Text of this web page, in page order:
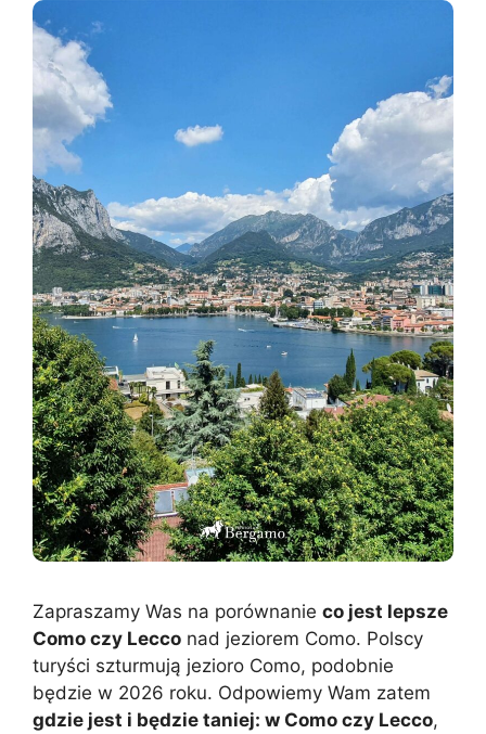
Zapraszamy Was na porównanie co jest lepsze
Como czy Lecco nad jeziorem Como. Polscy
turyści szturmują jezioro Como, podobnie
będzie w 2026 roku. Odpowiemy Wam zatem
gdzie jest i będzie taniej: w Como czy Lecco,